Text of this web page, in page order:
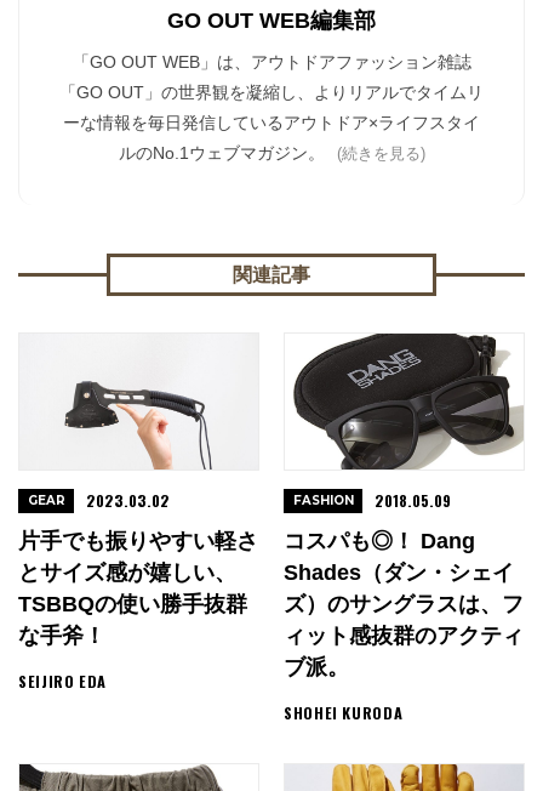
GO OUT WEB編集部
「GO OUT WEB」は、アウトドアファッション雑誌
「GO OUT」の世界観を凝縮し、よりリアルでタイムリ
ーな情報を毎日発信しているアウトドア×ライフスタイ
ルのNo.1ウェブマガジン。
(続きを見る)
関連記事
片手でも振りやすい軽さ
とサイズ感が嬉しい、
TSBBQの使い勝手抜群
な手斧！
SEIJIRO EDA
GEAR 2023.03.02
コスパも◎！ Dang
Shades（ダン・シェイ
ズ）のサングラスは、フ
ィット感抜群のアクティ
ブ派。
SHOHEI KURODA
FASHION 2018.05.09